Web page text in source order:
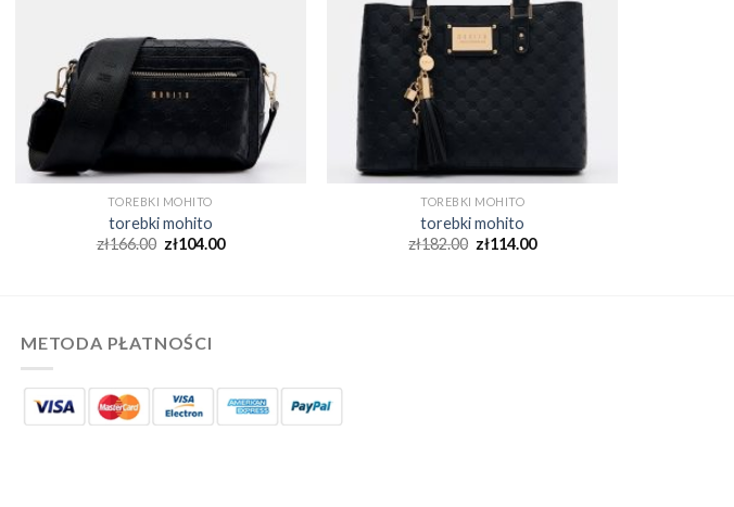
TOREBKI MOHITO
torebki mohito
zł166.00 zł104.00
TOREBKI MOHITO
torebki mohito
zł182.00 zł114.00
METODA PŁATNOŚCI